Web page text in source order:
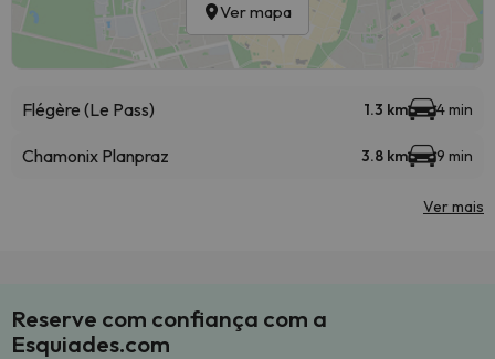
Ver mapa
Flégère (Le Pass) 1.3 km 4 min
Chamonix Planpraz 3.8 km 9 min
Ver mais
Reserve com confiança com a
Esquiades.com